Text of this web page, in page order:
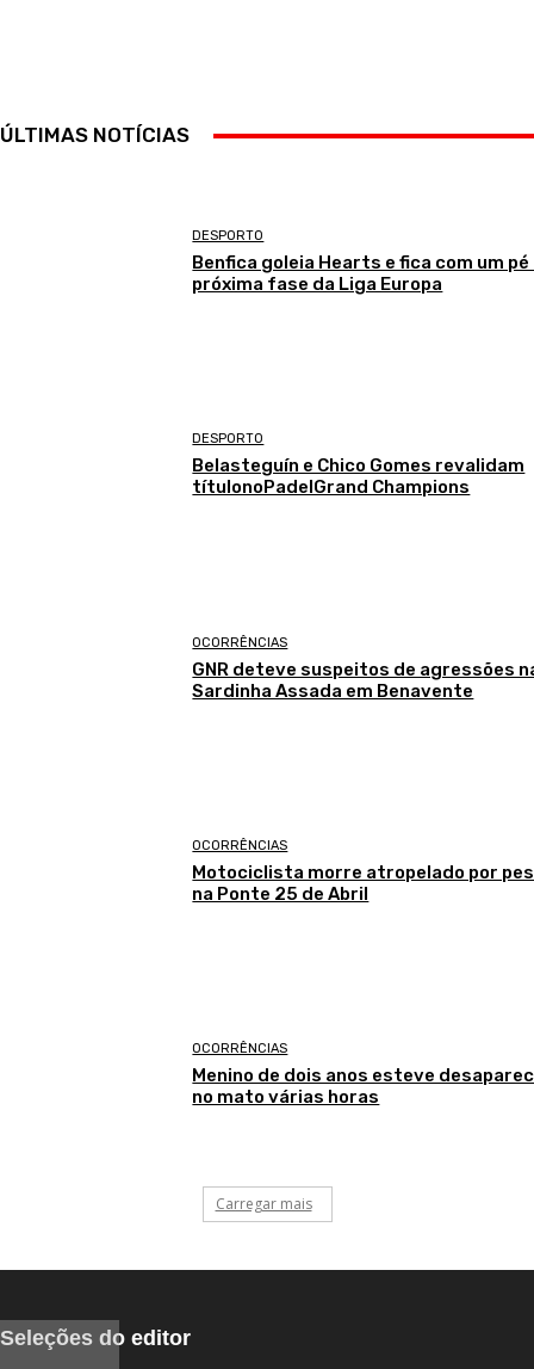
ÚLTIMAS NOTÍCIAS
DESPORTO
Benfica goleia Hearts e fica com um pé
próxima fase da Liga Europa
DESPORTO
Belasteguín e Chico Gomes revalidam
títulonoPadelGrand Champions
OCORRÊNCIAS
GNR deteve suspeitos de agressões
Sardinha Assada em Benavente
OCORRÊNCIAS
Motociclista morre atropelado por
na Ponte 25 de Abril
OCORRÊNCIAS
Menino de dois anos esteve
no mato várias horas
Carregar mais
Seleções do editor